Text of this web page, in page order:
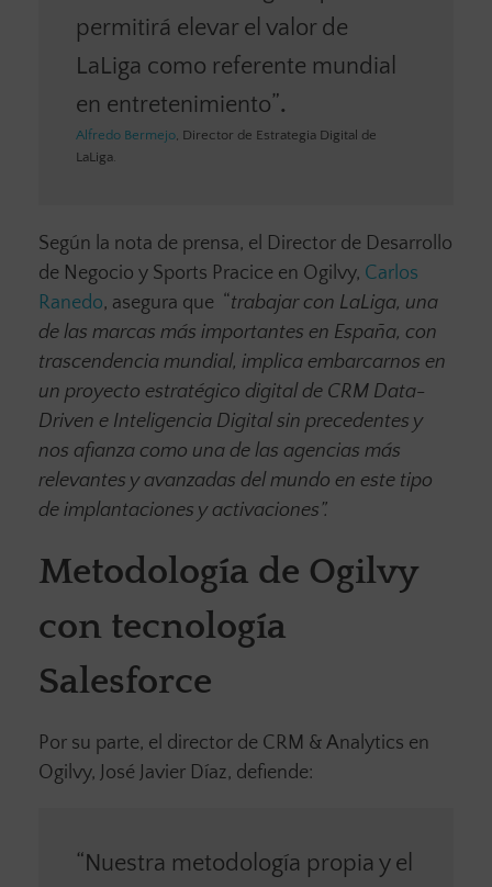
permitirá elevar el valor de
LaLiga como referente mundial
en entretenimiento”.
Alfredo Bermejo, Director de Estrategia Digital de
LaLiga.
Según la nota de prensa, el Director de Desarrollo
de Negocio y Sports Pracice en Ogilvy, Carlos
Ranedo, asegura que “trabajar con LaLiga, una
de las marcas más importantes en España, con
trascendencia mundial, implica embarcarnos en
un proyecto estratégico digital de CRM Data-
Driven e Inteligencia Digital sin precedentes y
nos afianza como una de las agencias más
relevantes y avanzadas del mundo en este tipo
de implantaciones y activaciones”.
Metodología de Ogilvy
con tecnología
Salesforce
Por su parte, el director de CRM & Analytics en
Ogilvy, José Javier Díaz, defiende:
“Nuestra metodología propia y el